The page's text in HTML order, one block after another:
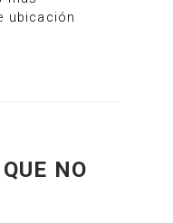
ubicación
NO